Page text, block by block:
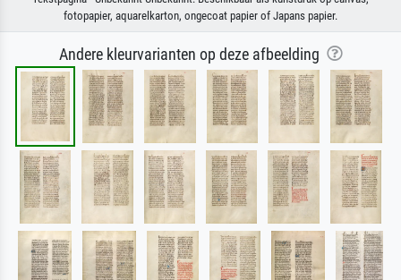
fotopapier, aquarelkarton, ongecoat papier of Japans papier.
Andere kleurvarianten op deze afbeelding